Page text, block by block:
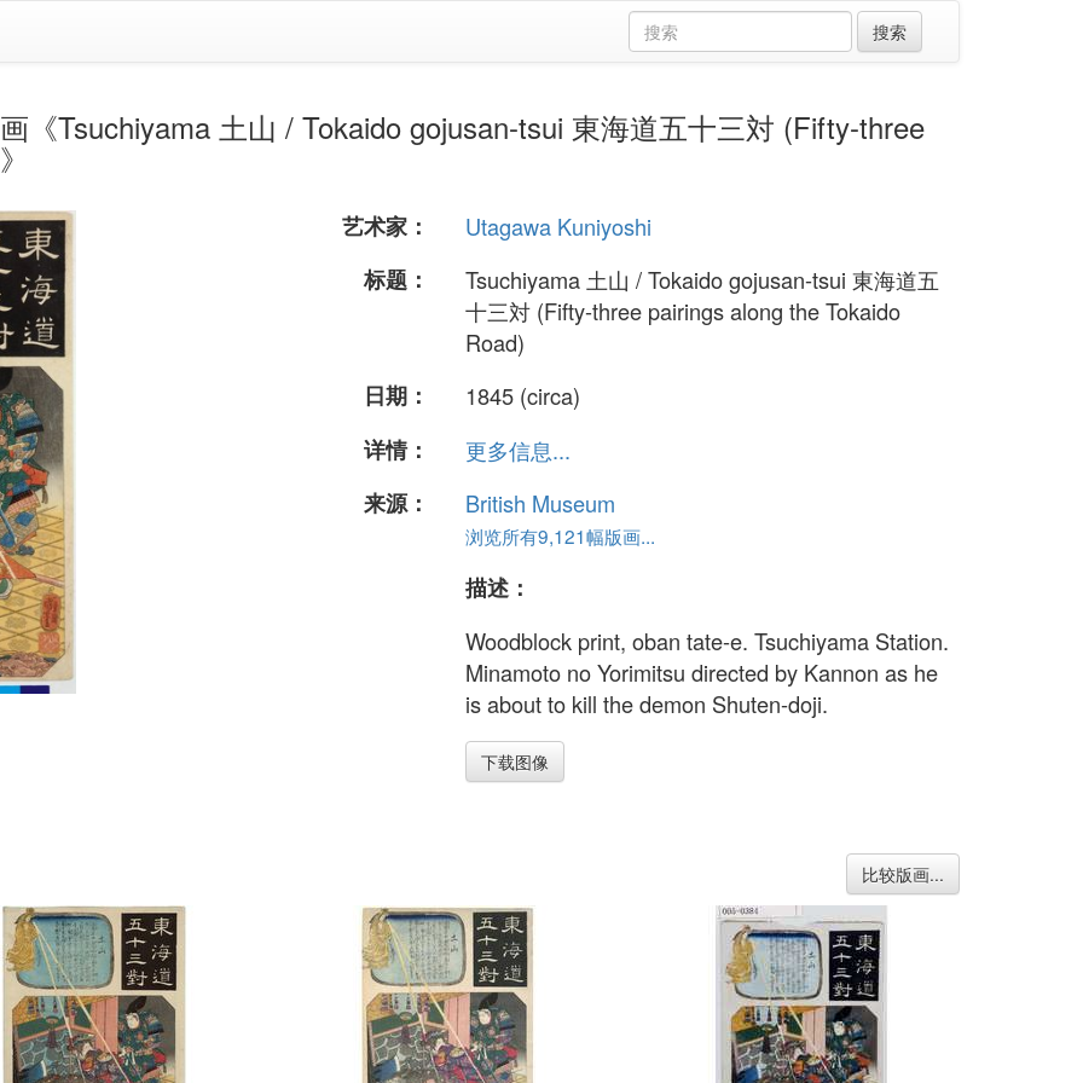
《Tsuchiyama 土山 / Tokaido gojusan-tsui 東海道五十三対 (Fifty-three
艺术家：
Utagawa Kuniyoshi
标题：
Tsuchiyama 土山 / Tokaido gojusan-tsui 東海道五
十三対 (Fifty-three pairings along the Tokaido
Road)
日期：
1845 (circa)
详情：
更多信息...
来源：
British Museum
浏览所有9,121幅版画...
描述：
Woodblock print, oban tate-e. Tsuchiyama Station.
Minamoto no Yorimitsu directed by Kannon as he
is about to kill the demon Shuten-doji.
下载图像
比较版画...